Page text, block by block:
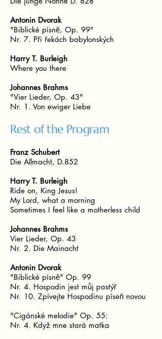
Antonin Dvorak
"Biblické písně, Op. 99"
Nr. 7. Při řekách babylonských
Harry T. Burleigh
Where you there
Johannes Brahms
"Vier Lieder, Op. 43"
Nr. 1. Von ewiger Liebe
Rest of the Program
Franz Schubert
Die Allmacht, D.852
Harry T. Burleigh
Ride on, King Jesus!
My Lord, what a morning
Sometimes I feel like a motherless child
Johannes Brahms
Vier Lieder, Op. 43
Nr. 2. Die Mainacht
Antonin Dvorak
"Biblické písně" Op. 99
Nr. 4. Hospodin jest můj pastýř
Nr. 10. Zpívejte Hospodinu píseň novou
"Cigánské melodie" Op. 55:
Nr. 4. Když mne stará matka